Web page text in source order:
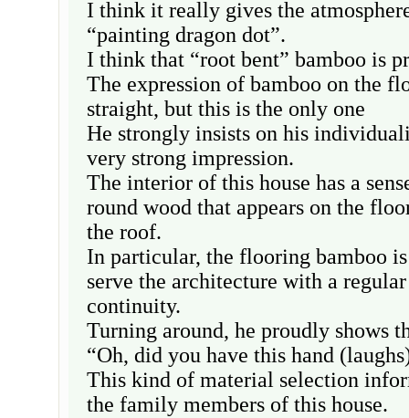
I think it really gives the
“painting dragon dot”.
I think that “root bent” bamboo is
The expression of bamboo on the
straight, but this is the only one
He strongly insists on his
very strong impression.
The interior of this house has a
round wood that appears on the
the roof.
In particular, the flooring bamboo
serve the architecture with a regular
continuity.
Turning around, he proudly shows
“Oh, did you have this hand
This kind of material selection
the family members of this house.